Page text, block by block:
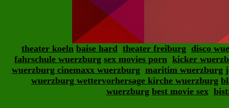
theater koeln baise hard theater freiburg disco
fahrschule wuerzburg sex movies porn kicker
wuerzburg cinemaxx wuerzburg maritim wuerzburg
wuerzburg wettervorhersage kirche wuerzburg
wuerzburg best movie sex